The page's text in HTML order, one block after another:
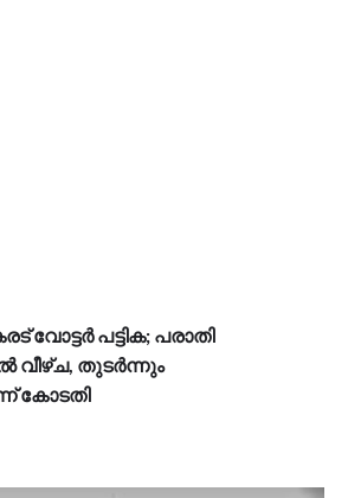
വോട്ടർ പട്ടിക; പരാതി
വീഴ്ച, തുടർന്നും
കോടതി